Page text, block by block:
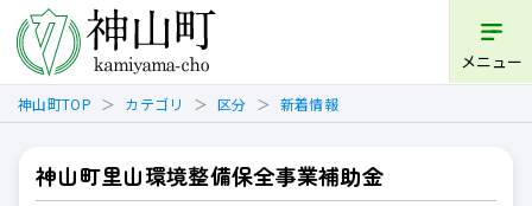
メニュー
神山町TOP カテゴリ 区分 新着情報
神山町里山環境整備保全事業補助金